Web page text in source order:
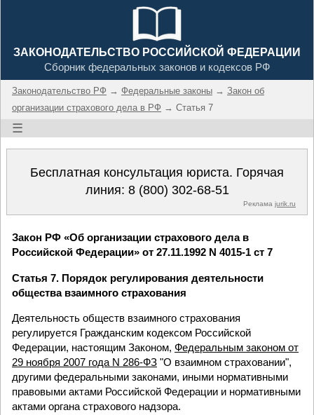
ЗАКОНОДАТЕЛЬСТВО РОССИЙСКОЙ ФЕДЕРАЦИИ
Сборник федеральных законов и кодексов РФ
Законодательство РФ → Федеральные законы → Закон об
организации страхового дела в РФ → Статья 7
☰
Бесплатная консультация юриста. Горячая
линия: 8 (800) 302-68-51
Реклама jurik.ru
Закон РФ «Об организации страхового дела в
Российской Федерации» от 27.11.1992 N 4015-1 ст 7
Статья 7. Порядок регулирования деятельности
общества взаимного страхования
Деятельность обществ взаимного страхования
регулируется Гражданским кодексом Российской
Федерации, настоящим Законом, Федеральным законом от
29 ноября 2007 года N 286-ФЗ "О взаимном страховании",
другими федеральными законами, иными нормативными
правовыми актами Российской Федерации и нормативными
актами органа страхового надзора.